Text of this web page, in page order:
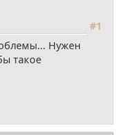
#1
Нужен
такое